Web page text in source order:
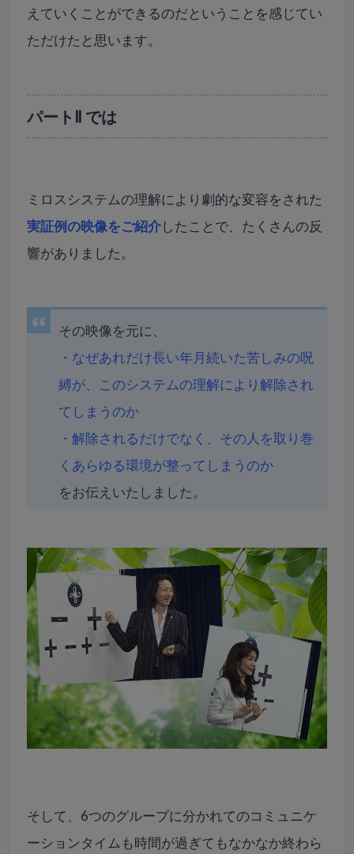
えていくことができるのだということを感じてい
ただけたと思います。
パートⅡ では
ミロスシステムの理解により劇的な変容をされた
実証例の映像をご紹介したことで、たくさんの反
響がありました。
その映像を元に、
・なぜあれだけ長い年月続いた苦しみの呪
縛が、このシステムの理解により解除され
てしまうのか
・解除されるだけでなく、その人を取り巻
くあらゆる環境が整ってしまうのか
をお伝えいたしました。
そして、6つのグループに分かれてのコミュニケ
ーションタイムも時間が過ぎてもなかなか終わら